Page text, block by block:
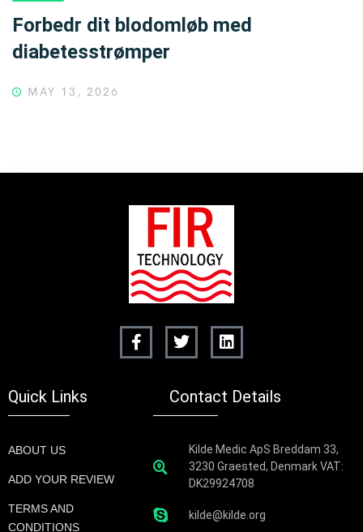
Forbedr dit blodomløb med
diabetesstrømper
MAY 13, 2026
Quick Links
ABOUT US
ADD YOUR REVIEW
TERMS AND
CONDITIONS
Contact Details
Kilde Medic ApS Breddam 33,
3230 Graested, Denmark VAT:
DK29924708
kilde@kilde.org